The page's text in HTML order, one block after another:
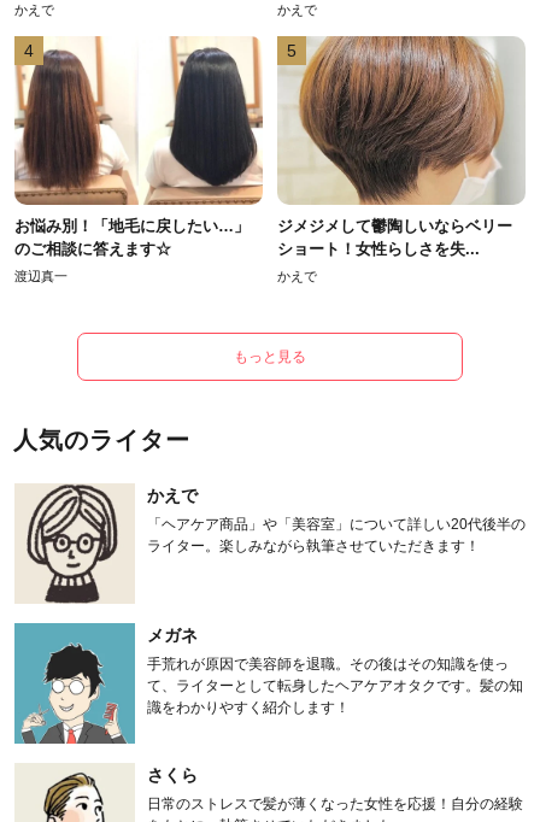
かえで かえで
4
お悩み別！「地毛に戻したい…」
のご相談に答えます☆
渡辺真一
5
ジメジメして鬱陶しいならベリー
ショート！女性らしさを失...
かえで
もっと見る
人気のライター
かえで
「ヘアケア商品」や「美容室」について詳しい20代後半の
ライター。楽しみながら執筆させていただきます！
メガネ
手荒れが原因で美容師を退職。その後はその知識を使っ
て、ライターとして転身したヘアケアオタクです。髪の知
識をわかりやすく紹介します！
さくら
日常のストレスで髪が薄くなった女性を応援！自分の経験